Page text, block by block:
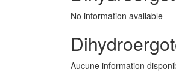
No information avaliable
Aucune information